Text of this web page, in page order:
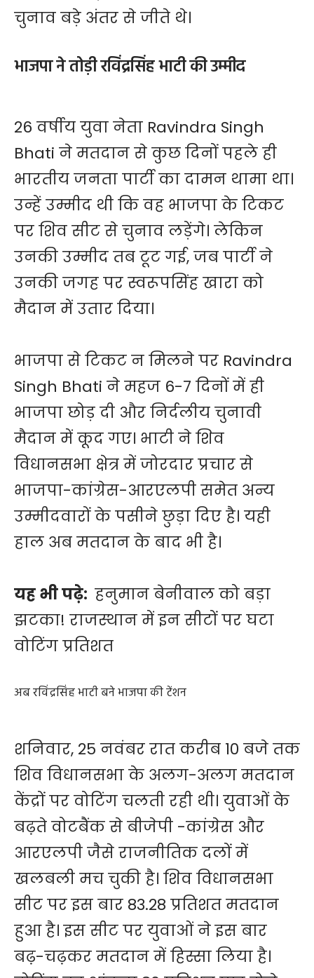
चुनाव बड़े अंतर से जीते थे।
भाजपा ने तोड़ी रविंद्रसिंह भाटी की उम्मीद
26 वर्षीय युवा नेता Ravindra Singh
Bhati ने मतदान से कुछ दिनों पहले ही
भारतीय जनता पार्टी का दामन थामा था।
उन्हें उम्मीद थी कि वह भाजपा के टिकट
पर शिव सीट से चुनाव लड़ेंगे। लेकिन
उनकी उम्मीद तब टूट गई, जब पार्टी ने
उनकी जगह पर स्वरूपसिंह खारा को
मैदान में उतार दिया।
भाजपा से टिकट न मिलने पर Ravindra
Singh Bhati ने महज 6-7 दिनों में ही
भाजपा छोड़ दी और निर्दलीय चुनावी
मैदान में कूद गए। भाटी ने शिव
विधानसभा क्षेत्र में जोरदार प्रचार से
भाजपा-कांग्रेस-आरएलपी समेत अन्य
उम्मीदवारों के पसीने छुड़ा दिए है। यही
हाल अब मतदान के बाद भी है।
यह भी पढ़े: हनुमान बेनीवाल को बड़ा
झटका! राजस्थान में इन सीटों पर घटा
वोटिंग प्रतिशत
अब रविंद्रसिंह भाटी बने भाजपा की टेंशन
शनिवार, 25 नवंबर रात करीब 10 बजे तक
शिव विधानसभा के अलग-अलग मतदान
केंद्रों पर वोटिंग चलती रही थी। युवाओं के
बढ़ते वोटबैंक से बीजेपी -कांग्रेस और
आरएलपी जैसे राजनीतिक दलों में
खलबली मच चुकी है। शिव विधानसभा
सीट पर इस बार 83.28 प्रतिशत मतदान
हुआ है। इस सीट पर युवाओं ने इस बार
बढ़-चढ़कर मतदान में हिस्सा लिया है।